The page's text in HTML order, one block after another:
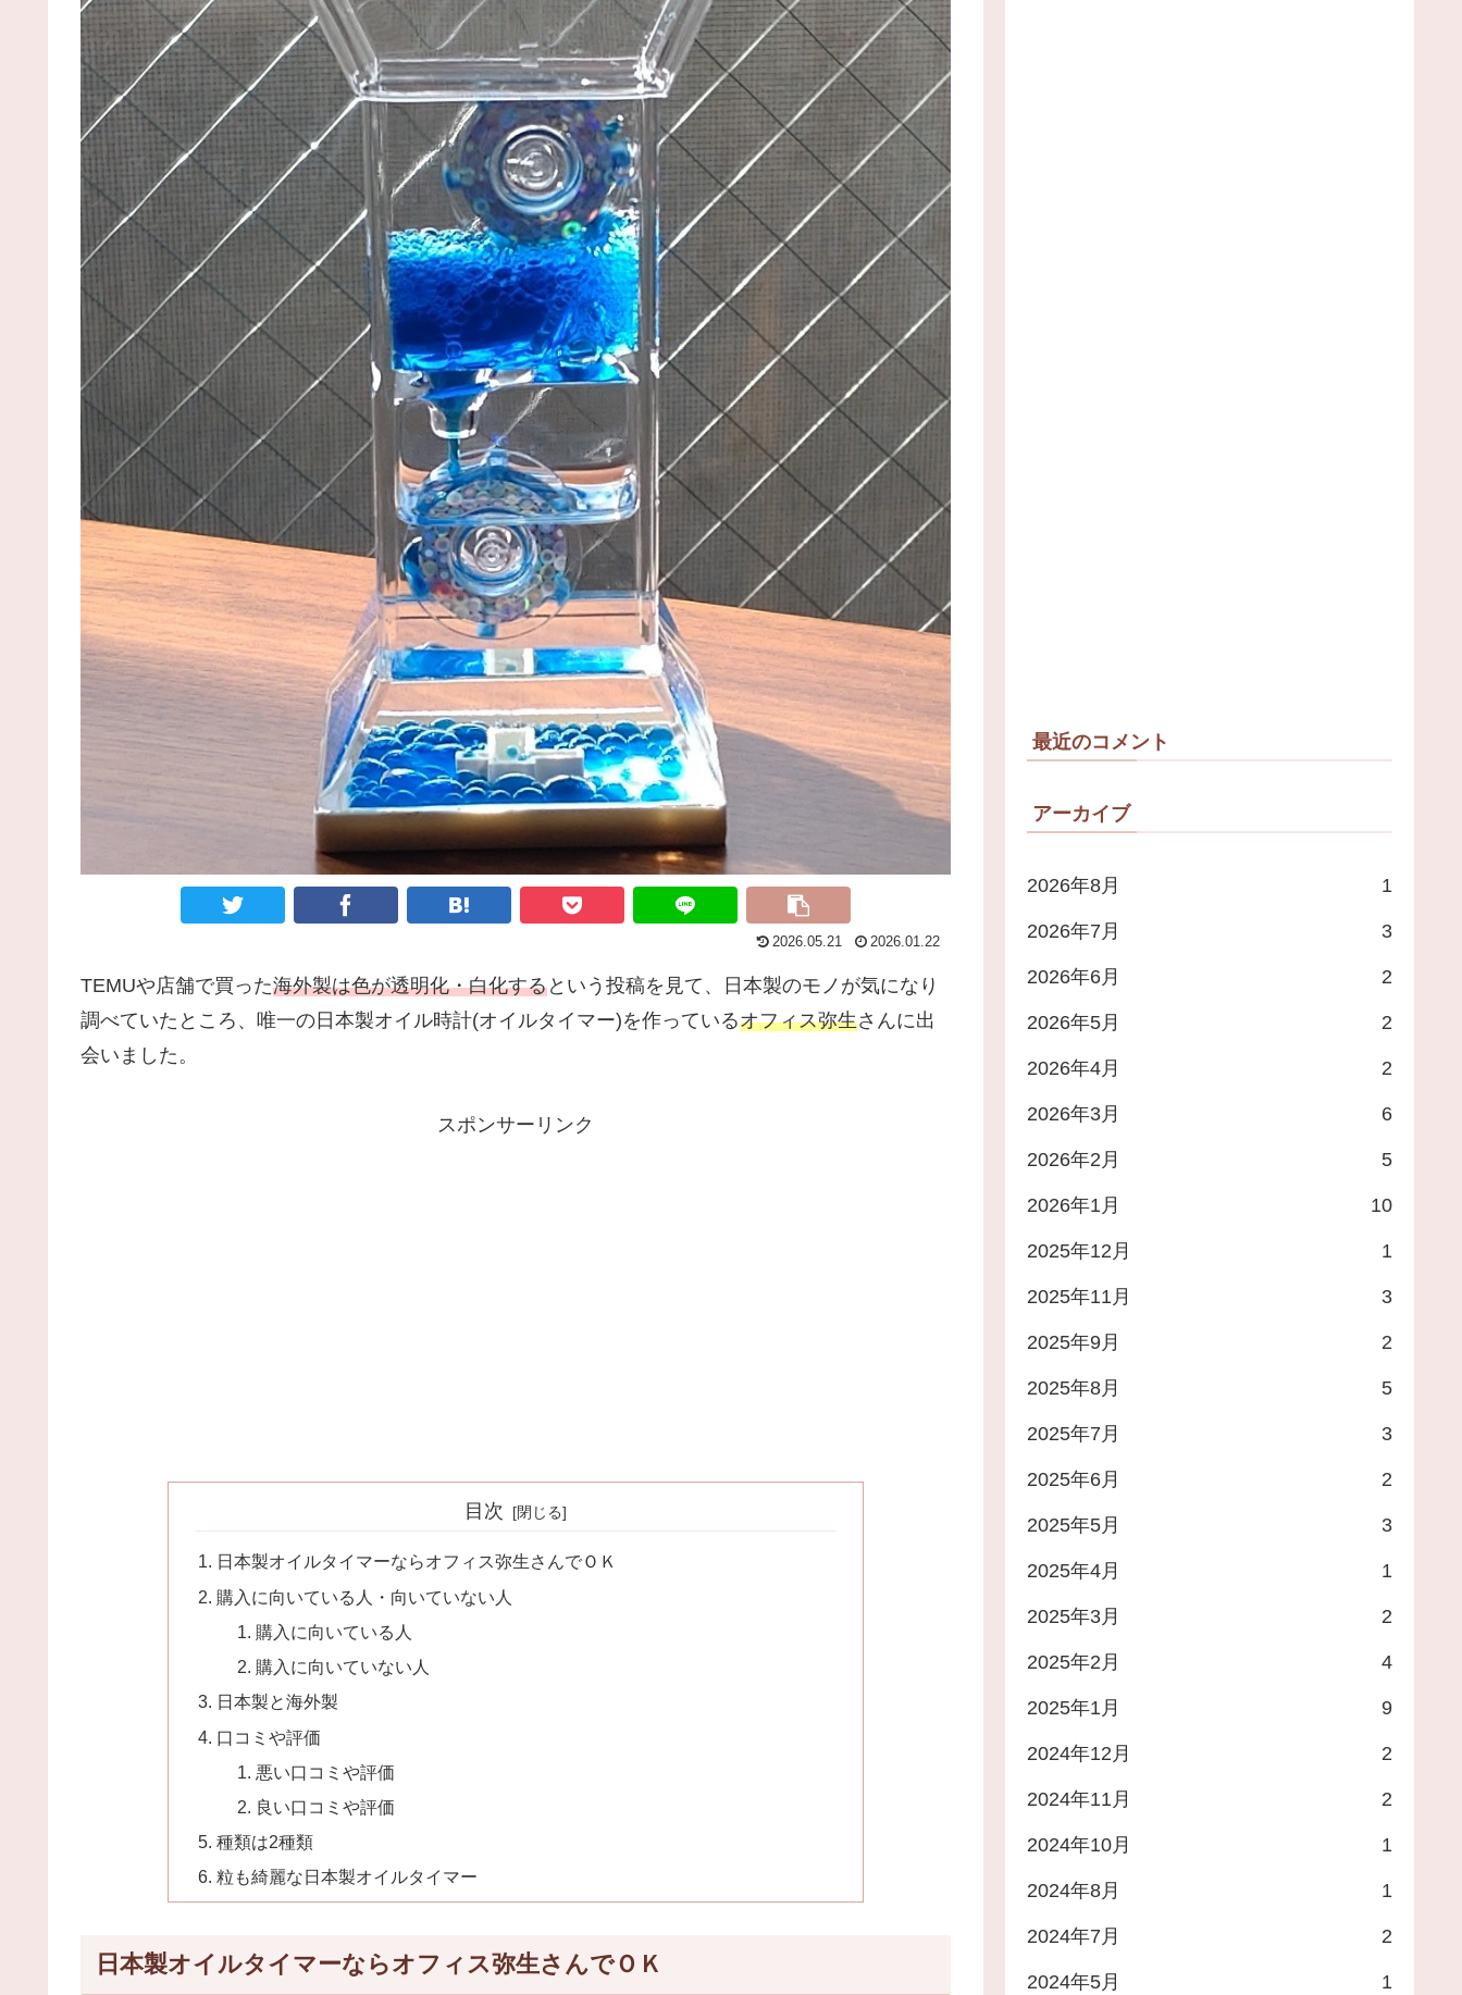
2026.05.21 2026.01.22
TEMUや店舗で買った海外製は色が透明化・白化するという投稿を見て、日本製のモノが気になり
調べていたところ、唯一の日本製オイル時計(オイルタイマー)を作っているオフィス弥生さんに出
会いました。
スポンサーリンク
目次
日本製オイルタイマーならオフィス弥生さんでＯＫ
購入に向いている人・向いていない人
購入に向いている人
購入に向いていない人
日本製と海外製
口コミや評価
悪い口コミや評価
良い口コミや評価
種類は2種類
粒も綺麗な日本製オイルタイマー
日本製オイルタイマーならオフィス弥生さんでＯＫ
最近のコメント
アーカイブ
2026年8月 1
2026年7月 3
2026年6月 2
2026年5月 2
2026年4月 2
2026年3月 6
2026年2月 5
2026年1月 10
2025年12月 1
2025年11月 3
2025年9月 2
2025年8月 5
2025年7月 3
2025年6月 2
2025年5月 3
2025年4月 1
2025年3月 2
2025年2月 4
2025年1月 9
2024年12月 2
2024年11月 2
2024年10月 1
2024年8月 1
2024年7月 2
2024年5月 1